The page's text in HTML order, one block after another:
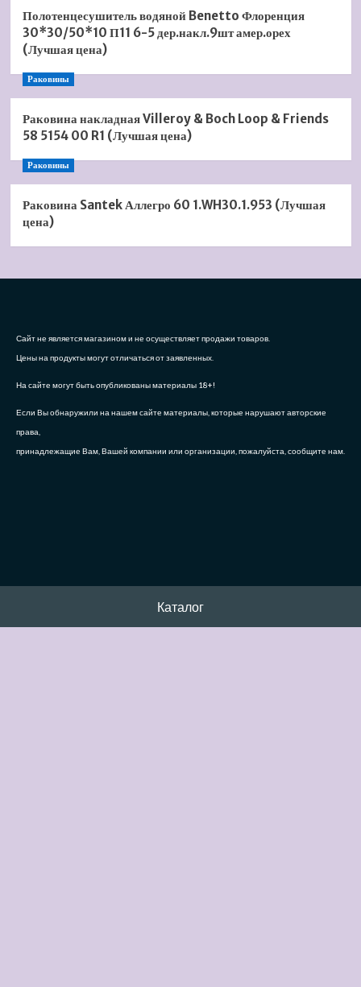
Полотенцесушитель водяной Benetto Флоренция
30*30/50*10 П11 6-5 дер.накл.9шт амер.орех
(Лучшая цена)
Раковины
Раковина накладная Villeroy & Boch Loop & Friends
58 5154 00 R1 (Лучшая цена)
Раковины
Раковина Santek Аллегро 60 1.WH30.1.953 (Лучшая
цена)
Сайт не является магазином и не осуществляет продажи товаров.
Цены на продукты могут отличаться от заявленных.
На сайте могут быть опубликованы материалы 18+!
Если Вы обнаружили на нашем сайте материалы, которые нарушают авторские
права,
принадлежащие Вам, Вашей компании или организации, пожалуйста, сообщите нам.
Каталог